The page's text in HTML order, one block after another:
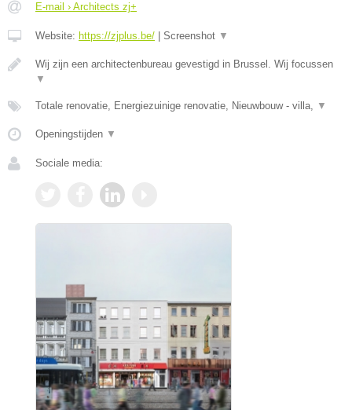
E-mail › Architects zj+
Website: https://zjplus.be/ Screenshot ▼
Wij zijn een architectenbureau gevestigd in Brussel. Wij focussen
▼
Totale renovatie, Energiezuinige renovatie, Nieuwbouw - villa, ▼
Openingstijden ▼
Sociale media: